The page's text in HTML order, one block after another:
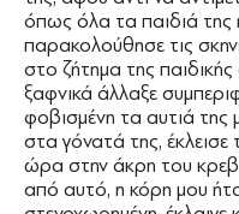
όπως όλα τα παιδιά της
παρακολούθησε τις
στο ζήτημα της
ξαφνικά άλλαξε
φοβισμένη τα αυτιά της
στα γόνατά της, έκλεισε
ώρα στην άκρη του
από αυτό, η κόρη μου